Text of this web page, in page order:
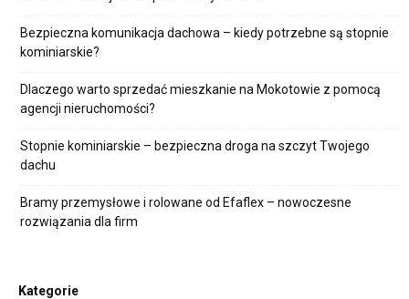
Bezpieczna komunikacja dachowa – kiedy potrzebne są stopnie
kominiarskie?
Dlaczego warto sprzedać mieszkanie na Mokotowie z pomocą
agencji nieruchomości?
Stopnie kominiarskie – bezpieczna droga na szczyt Twojego
dachu
Bramy przemysłowe i rolowane od Efaflex – nowoczesne
rozwiązania dla firm
Kategorie